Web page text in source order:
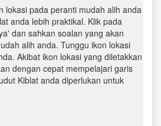
lokasi pada peranti mudah alih anda
anda lebih praktikal. Klik pada
dan sahkan soalan yang akan
alih anda. Tunggu ikon lokasi
Akibat ikon lokasi yang diletakkan
dengan cepat mempelajari garis
Kiblat anda diperlukan untuk